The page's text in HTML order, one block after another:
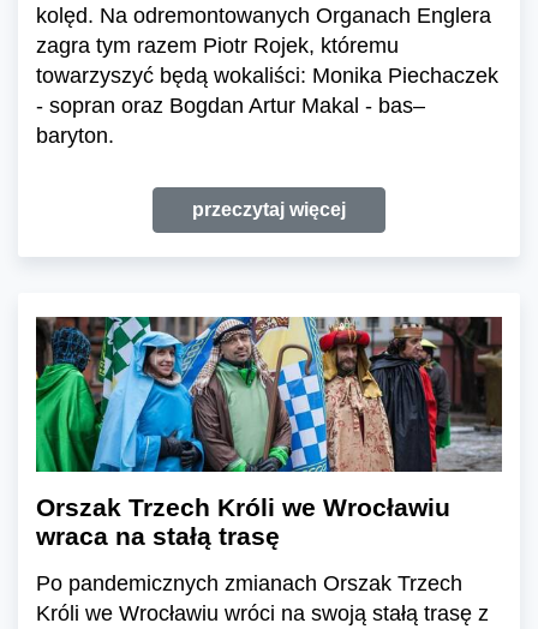
kolęd. Na odremontowanych Organach Englera
zagra tym razem Piotr Rojek, któremu
towarzyszyć będą wokaliści: Monika Piechaczek
- sopran oraz Bogdan Artur Makal - bas–
baryton.
przeczytaj więcej
Orszak Trzech Króli we Wrocławiu
wraca na stałą trasę
Po pandemicznych zmianach Orszak Trzech
Króli we Wrocławiu wróci na swoją stałą trasę z